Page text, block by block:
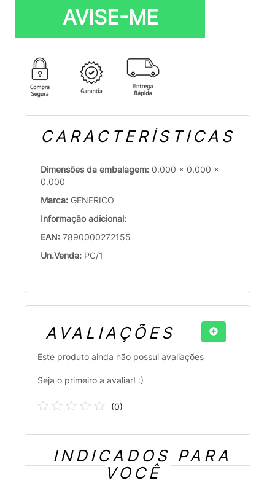
AVISE-ME
CARACTERÍSTICAS
Dimensões da embalagem: 0.000 x 0.000 x
0.000
Marca: GENERICO
Informação adicional:
EAN: 7890000272155
Un.Venda: PC/1
AVALIAÇÕES
Este produto ainda não possui avaliações
Seja o primeiro a avaliar! :)
(0)
INDICADOS PARA
VOCÊ